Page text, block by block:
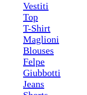
Vestiti
Top
T-Shirt
Maglioni
Blouses
Felpe
Giubbotti
Jeans